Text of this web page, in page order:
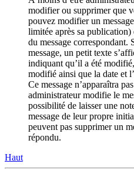
modifier ou supprimer que
pouvez modifier un
limitée après sa
du message correspondant.
message, un petit texte
indiquant qu’il a été
modifié ainsi que la date et
Ce message n’apparaîtra
administrateur modifie le
possibilité de laisser une
message de leur propre
peuvent pas supprimer un
répondu.
Haut